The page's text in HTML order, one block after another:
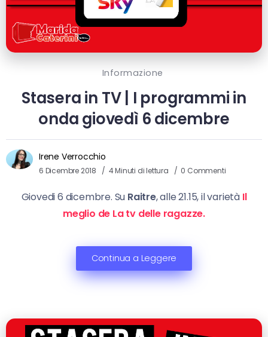
Informazione
Stasera in TV | I programmi in
onda giovedì 6 dicembre
Irene Verrocchio
6 Dicembre 2018 4 Minuti di lettura 0 Commenti
Giovedi 6 dicembre. Su Raitre, alle 21.15, il varietà Il
meglio de La tv delle ragazze.
Continua a Leggere